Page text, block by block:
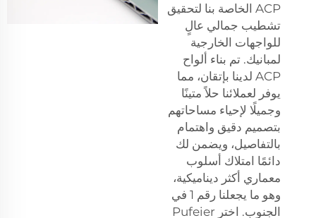
ACP الخاصة بنا لتحقيق
تشطيب جمالي عالٍ
للواجهات الخارجية
لمبانيك. تم بناء ألواح
ACP لدينا بإتقان، مما
يوفر لعملائنا حلاً متينًا
وجميلًا لإحياء مساحاتهم
بتصميم دقيق واهتمام
بالتفاصيل، ويضمن لك
دائمًا امتلاك أسلوب
معماري أكثر ديناميكية،
وهو ما يجعلنا رقم 1 في
الجنوب. اختر Pufeier